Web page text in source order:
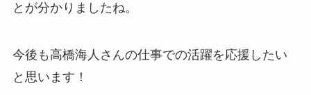
とが分かりましたね。
今後も高橋海人さんの仕事での活躍を応援したい
と思います！